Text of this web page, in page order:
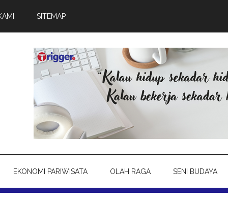
SITEMAP
EKONOMI PARIWISATA OLAH RAGA SENI BUDAYA